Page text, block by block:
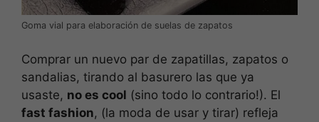
Goma vial para elaboración de suelas de zapatos
Comprar un nuevo par de zapatillas, zapatos o
sandalias, tirando al basurero las que ya
usaste, no es cool (sino todo lo contrario!). El
fast fashion, (la moda de usar y tirar) refleja